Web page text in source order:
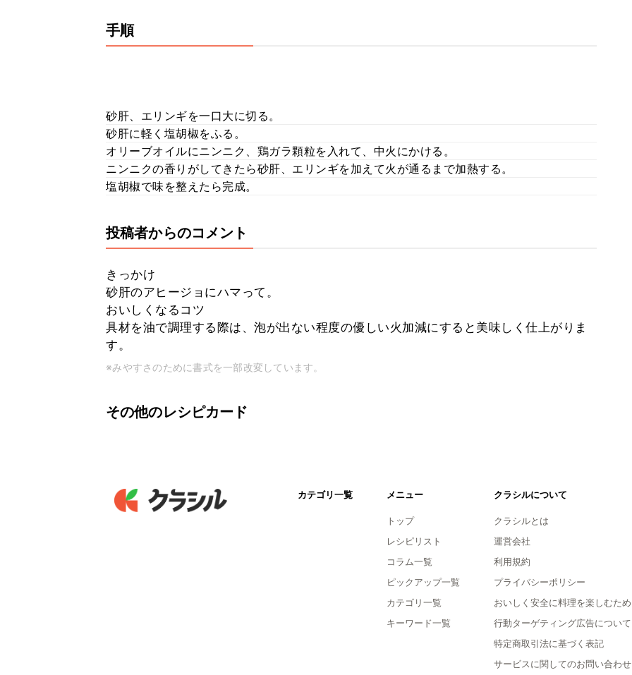
手順
砂肝、エリンギを一口大に切る。
砂肝に軽く塩胡椒をふる。
オリーブオイルにニンニク、鶏ガラ顆粒を入れて、中火にかける。
ニンニクの香りがしてきたら砂肝、エリンギを加えて火が通るまで加熱する。
塩胡椒で味を整えたら完成。
投稿者からのコメント
きっかけ
砂肝のアヒージョにハマって。
おいしくなるコツ
具材を油で調理する際は、泡が出ない程度の優しい火加減にすると美味しく仕上がりま
す。
※みやすさのために書式を一部改変しています。
その他のレシピカード
カテゴリ一覧 メニュー
トップ
レシピリスト
コラム一覧
ピックアップ一覧
カテゴリ一覧
キーワード一覧
クラシルについて
クラシルとは
運営会社
利用規約
プライバシーポリシー
おいしく安全に料理を楽しむため
行動ターゲティング広告について
特定商取引法に基づく表記
サービスに関してのお問い合わせ